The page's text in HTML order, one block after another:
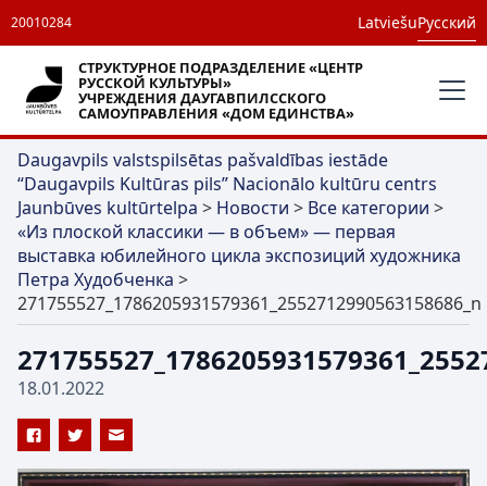
20010284 LatviešuРусский
СТРУКТУРНОЕ ПОДРАЗДЕЛЕНИЕ «ЦЕНТР
РУССКОЙ КУЛЬТУРЫ»
УЧРЕЖДЕНИЯ ДАУГАВПИЛССКОГО
САМОУПРАВЛЕНИЯ «ДОМ ЕДИНСТВА»
Daugavpils valstspilsētas pašvaldības iestāde
“Daugavpils Kultūras pils” Nacionālo kultūru centrs
Jaunbūves kultūrtelpa > Новости > Все категории >
«Из плоской классики — в объем» — первая
выставка юбилейного цикла экспозиций художника
Петра Худобченка >
271755527_1786205931579361_2552712990563158686_n
18.01.2022